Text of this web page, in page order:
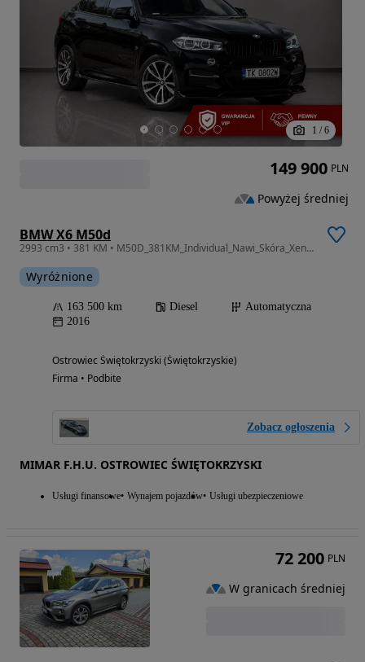
1 / 6
BMW X6 M50d
2993 cm3 • 381 KM • M50D_381KM_Individual_Nawi_Skóra_Xenon_Gwarancja
Wyróżnione
163 500 km Diesel
Automatyczna
2016
Ostrowiec Świętokrzyski (Świętokrzyskie)
Firma • Podbite
Zobacz ogłoszenia
MIMAR F.H.U. OSTROWIEC ŚWIĘTOKRZYSKI
Usługi finansowe Wynajem pojazdów Usługi ubezpieczeniowe
149 900 PLN
Powyżej średniej
72 200 PLN
W granicach średniej